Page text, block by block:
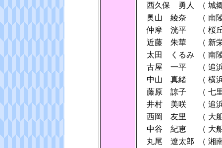
西久保 勇人
（ 城
奥山 綾奈
（ 南
仲摩 洸平
（ 桜
近藤 朱華
（ 新
太田 くるみ
（ 南
古屋 一平
（ 追
中山 真緒
（ 横
藤原 諒子
（ 七
井村 美咲
（ 追
西岡 友里
（ 大
中谷 紀恵
（ 大
丸尾 遼太郎
（ 湘